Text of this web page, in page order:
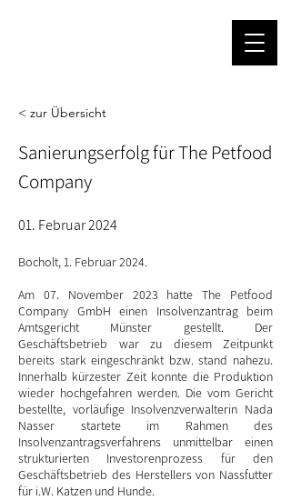
< zur Übersicht
Sanierungserfolg für The Petfood
Company
01. Februar 2024
Bocholt, 1. Februar 2024.
Am 07. November 2023 hatte The Petfood
Company GmbH einen Insolvenzantrag beim
Amtsgericht Münster gestellt. Der
Geschäftsbetrieb war zu diesem Zeitpunkt
bereits stark eingeschränkt bzw. stand nahezu.
Innerhalb kürzester Zeit konnte die Produktion
wieder hochgefahren werden. Die vom Gericht
bestellte, vorläufige Insolvenzverwalterin Nada
Nasser startete im Rahmen des
Insolvenzantragsverfahrens unmittelbar einen
strukturierten Investorenprozess für den
Geschäftsbetrieb des Herstellers von Nassfutter
für i.W. Katzen und Hunde.